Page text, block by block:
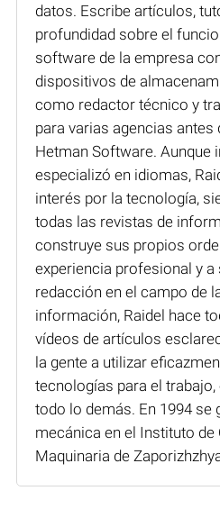
datos. Escribe artículos,
profundidad sobre el
software de la empresa
dispositivos de
como redactor técnico y
para varias agencias antes
Hetman Software. Aunque
especializó en idiomas,
interés por la tecnología,
todas las revistas de
construye sus propios
experiencia profesional y
redacción en el campo de
información, Raidel hace
vídeos de artículos
la gente a utilizar
tecnologías para el
todo lo demás. En 1994 se
mecánica en el Instituto
Maquinaria de